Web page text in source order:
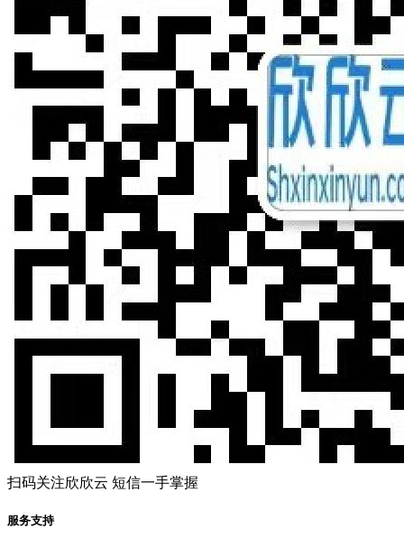
扫码关注欣欣云 短信一手掌握
服务支持